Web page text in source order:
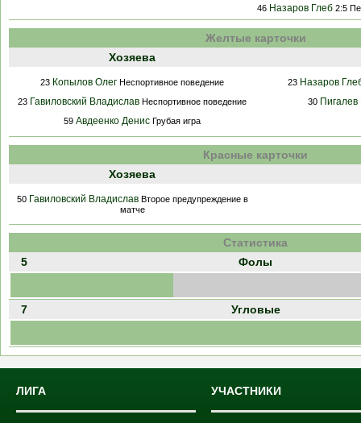
46 Назаров Глеб 2:5
Желтые карточки
Хозяева
23 Копылов Олег Неспортивное поведение
23 Гавиловский Владислав Неспортивное поведение
59 Авдеенко Денис Грубая игра
23 Назаров
30
Красные карточки
Хозяева
50 Гавиловский ВладиславВторое предупреждение в
матче
Статистика
5
Фолы
7 Угловые
ЛИГА УЧАСТНИКИ